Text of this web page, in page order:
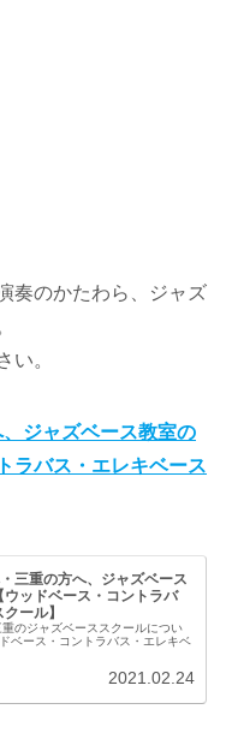
奏のかたわら、ジャズ
い。
ジャズベース教室の
ラバス・エレキベース
三重の方へ、ジャズベース
ッドベース・コントラバ
ール】
のジャズベーススクールについ
ベース・コントラバス・エレキベ
2021.02.24